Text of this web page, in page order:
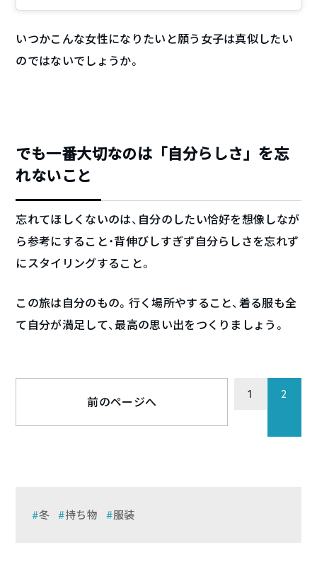
いつかこんな女性になりたいと願う女子は真似したい
のではないでしょうか。
でも一番大切なのは「自分らしさ」を忘
れないこと
忘れてほしくないのは、自分のしたい恰好を想像しなが
ら参考にすること・背伸びしすぎず自分らしさを忘れず
にスタイリングすること。
この旅は自分のもの。行く場所やすること、着る服も全
て自分が満足して、最高の思い出をつくりましょう。
前のページへ
1 2
冬 持ち物 服装